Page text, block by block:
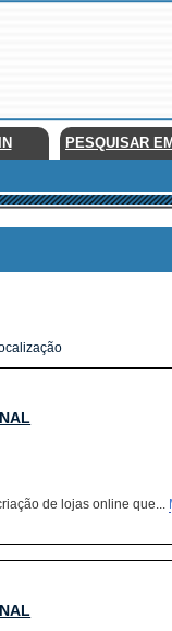
PESQUISAR
de lojas online que...